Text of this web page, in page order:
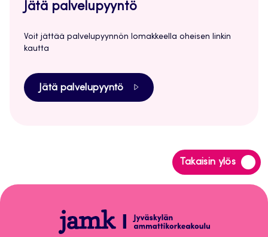
Jätä palvelupyyntö
Voit jättää palvelupyynnön lomakkeella oheisen linkin
kautta
Jätä palvelupyyntö
Takaisin ylös
Siirry
takaisin
Peppi-
ohjeet